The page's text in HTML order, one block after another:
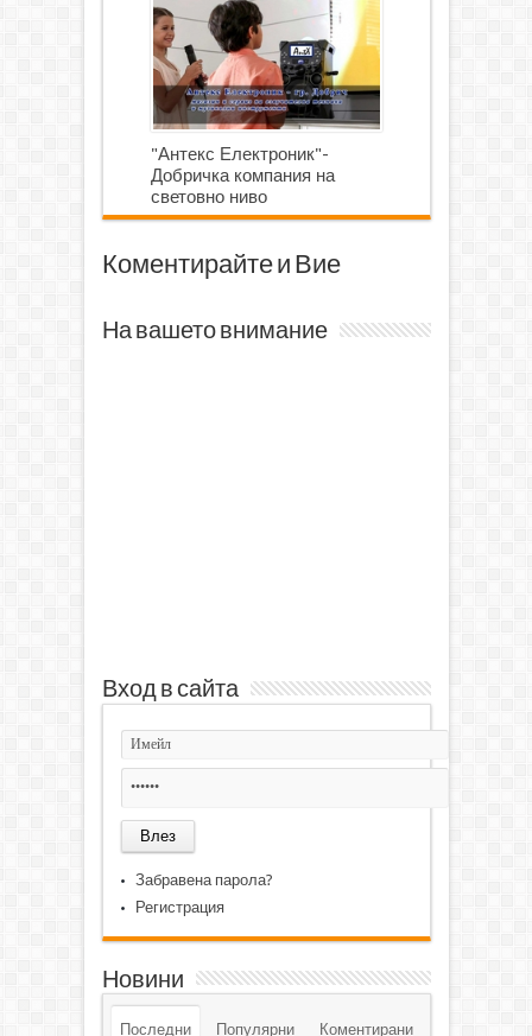
"Антекс Електроник"-
Добричка компания на
световно ниво
Коментирайте и Вие
На вашето внимание
Вход в сайта
Забравена парола?
Регистрация
Новини
Последни Популярни Коментирани